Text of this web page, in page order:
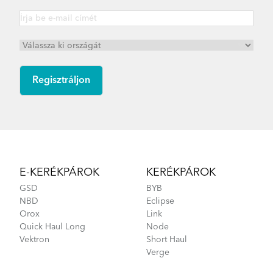
E-KERÉKPÁROK
GSD
NBD
Orox
Quick Haul Long
Vektron
KERÉKPÁROK
BYB
Eclipse
Link
Node
Short Haul
Verge